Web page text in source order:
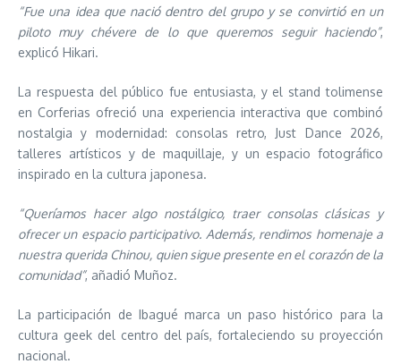
“Fue una idea que nació dentro del grupo y se convirtió en un
piloto muy chévere de lo que queremos seguir haciendo”,
explicó Hikari.
La respuesta del público fue entusiasta, y el stand tolimense
en Corferias ofreció una experiencia interactiva que combinó
nostalgia y modernidad: consolas retro, Just Dance 2026,
talleres artísticos y de maquillaje, y un espacio fotográfico
inspirado en la cultura japonesa.
“Queríamos hacer algo nostálgico, traer consolas clásicas y
ofrecer un espacio participativo. Además, rendimos homenaje a
nuestra querida Chinou, quien sigue presente en el corazón de la
comunidad”, añadió Muñoz.
La participación de Ibagué marca un paso histórico para la
cultura geek del centro del país, fortaleciendo su proyección
nacional.